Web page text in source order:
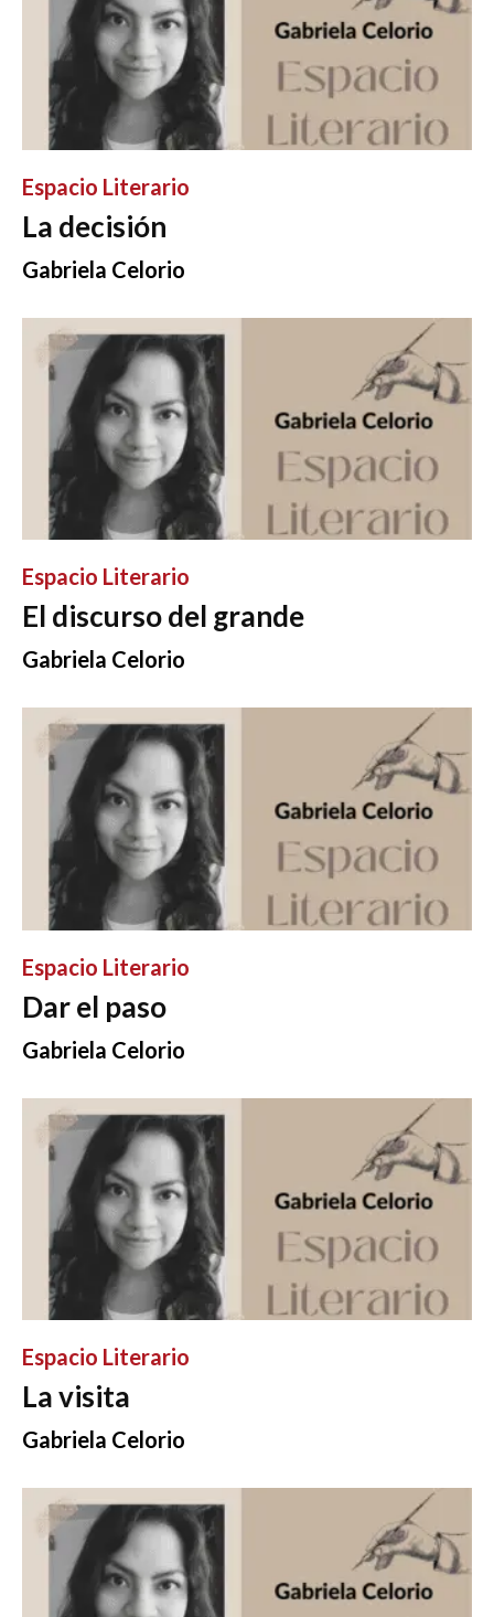
Espacio Literario
La decisión
Gabriela Celorio
Espacio Literario
El discurso del grande
Gabriela Celorio
Espacio Literario
Dar el paso
Gabriela Celorio
Espacio Literario
La visita
Gabriela Celorio